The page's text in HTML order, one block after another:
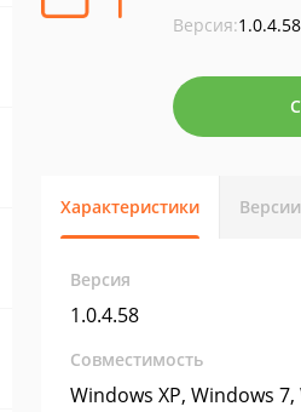
Версия:1.0.4.58
Характеристики Версии
Версия
1.0.4.58
Совместимость
Windows XP, Windows